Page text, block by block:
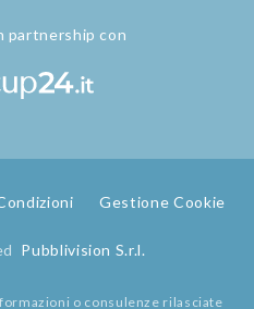
partnership con
Gestione Cookie
Pubblivision S.r.l.
o consulenze rilasciate